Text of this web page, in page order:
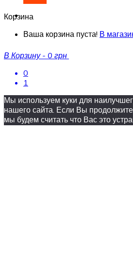
Корзина
Ваша корзина пуста! В
В Корзину - 0 грн
0
1
Мы используем куки для
нашего сайта. Если Вы продолжите
мы будем считать что Вас это